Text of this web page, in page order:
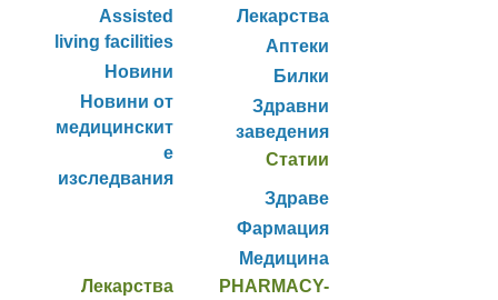
Assisted
living facilities
Новини
Новини от
медицинскит
е
изследвания
Лекарства
Аптеки
Билки
Здравни
заведения
Статии
Здраве
Фармация
Медицина
Лекарства
PHARMACY-